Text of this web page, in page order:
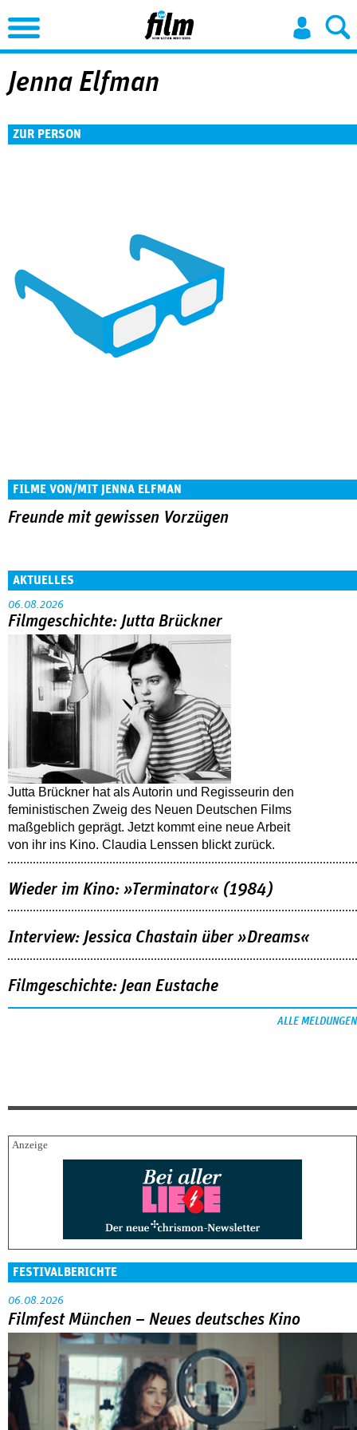
Jump to Navigation
Jenna Elfman
ZUR PERSON
FILME VON/MIT JENNA ELFMAN
Freunde mit gewissen Vorzügen
AKTUELLES
06.08.2026
Filmgeschichte: Jutta Brückner
Jutta Brückner hat als Autorin und Regisseurin den
feministischen Zweig des Neuen Deutschen Films
maßgeblich geprägt. Jetzt kommt eine neue Arbeit
von ihr ins Kino. Claudia Lenssen blickt zurück.
Wieder im Kino: »Terminator« (1984)
Interview: Jessica Chastain über »Dreams«
Filmgeschichte: Jean Eustache
ALLE MELDUNGEN
FESTIVALBERICHTE
06.08.2026
Filmfest München – Neues deutsches Kino